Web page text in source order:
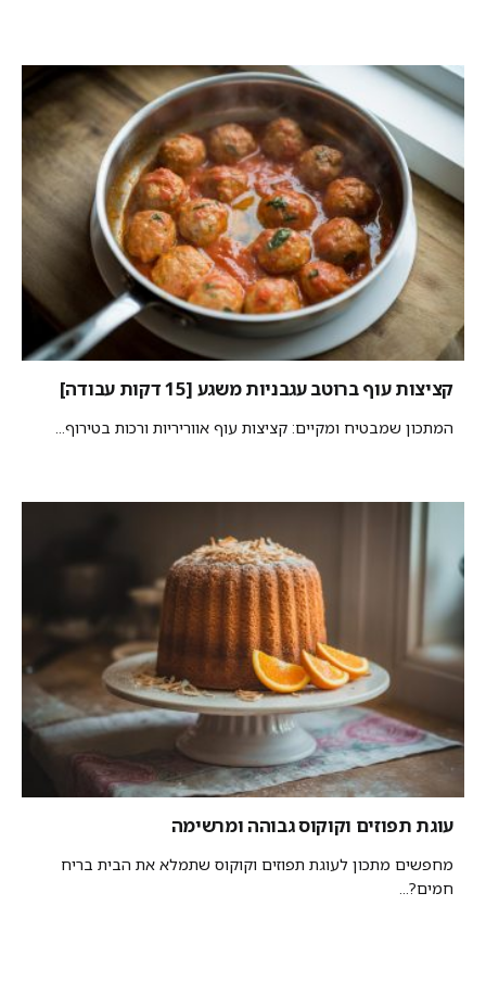
קציצות עוף ברוטב עגבניות משגע [15 דקות עבודה]
המתכון שמבטיח ומקיים: קציצות עוף אווריריות ורכות בטירוף...
עוגת תפוזים וקוקוס גבוהה ומרשימה
מחפשים מתכון לעוגת תפוזים וקוקוס שתמלא את הבית בריח
חמים?...